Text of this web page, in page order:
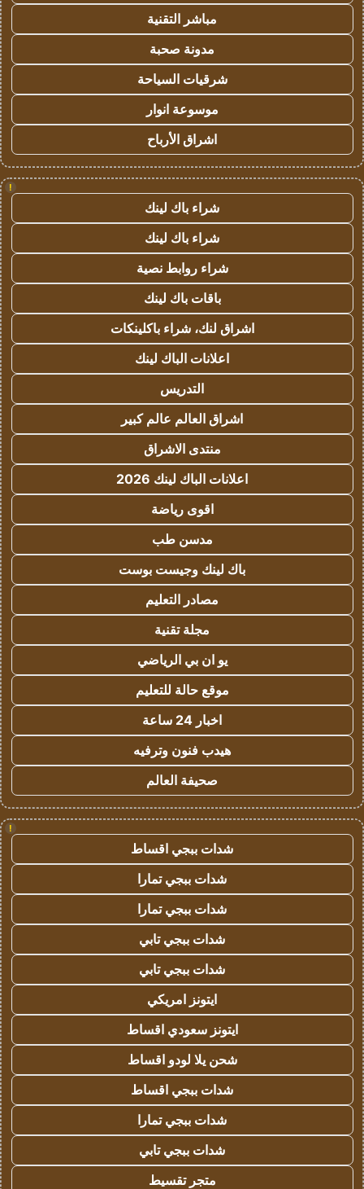
مباشر التقنية
مدونة صحبة
شرقيات السياحة
موسوعة انوار
اشراق الأرباح
!
شراء باك لينك
شراء باك لينك
شراء روابط نصية
باقات باك لينك
اشراق لنك، شراء باكلينكات
اعلانات الباك لينك
التدريس
اشراق العالم عالم كبير
منتدى الاشراق
اعلانات الباك لينك 2026
اقوى رياضة
مدسن طب
باك لينك وجيست بوست
مصادر التعليم
مجلة تقنية
يو ان بي الرياضي
موقع حالة للتعليم
اخبار 24 ساعة
هيدب فنون وترفيه
صحيفة العالم
!
شدات ببجي اقساط
شدات ببجي تمارا
شدات ببجي تمارا
شدات ببجي تابي
شدات ببجي تابي
ايتونز امريكي
ايتونز سعودي اقساط
شحن يلا لودو اقساط
شدات ببجي اقساط
شدات ببجي تمارا
شدات ببجي تابي
متجر تقسيط